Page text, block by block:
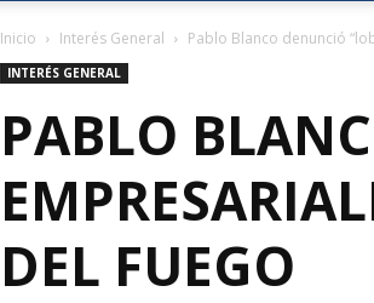
Inicio Interés General Pablo Blanco denunció
INTERÉS GENERAL
PABLO
DEL FUEGO